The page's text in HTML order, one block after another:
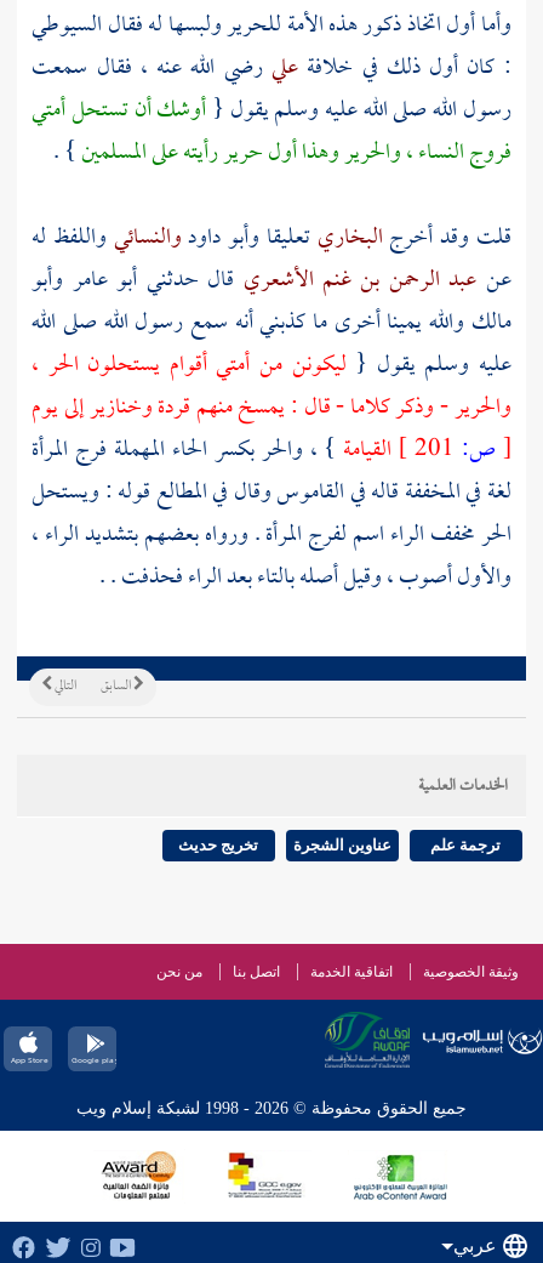
وأما أول اتخاذ ذكور هذه الأمة للحرير ولبسها له فقالالسيوطي
: كان أول ذلك في خلافة عليرضي الله عنه ، فقال سمعت
رسول الله صلى الله عليه وسلم يقول {أوشك أن تستحل أمتي
فروج النساء ، والحرير وهذا أول حرير رأيته على المسلمين} .
قلت وقد أخرجالبخاريتعليقا وأبو داودوالنسائيواللفظ له
عن عبد الرحمن بن غنم الأشعري قال حدثني أبو عامر وأبو
مالك والله يمينا أخرى ما كذبني أنه سمع رسول الله صلى الله
عليه وسلم يقول { ليكونن من أمتي أقوام يستحلون الحر ،
والحرير - وذكر كلاما - قال : يمسخ منهم قردة وخنازير إلى يوم
[ص: القيامة } ، والحر بكسر الحاء المهملة فرج المرأة
لغة في المخففة قاله في القاموس وقال في المطالع قوله : ويستحل
الحر مخفف الراء اسم لفرج المرأة . ورواه بعضهم بتشديد الراء ،
والأول أصوب ، وقيل أصله بالتاء بعد الراء فحذفت . .
التالي السابق
الخدمات العلمية
ترجمة علم عناوين الشجرة تخريج حديث
وثيقة الخصوصية اتفاقية الخدمة اتصل بنا من نحن
جميع الحقوق محفوظة © 2026 - 1998 لشبكة إسلام ويب
عربي